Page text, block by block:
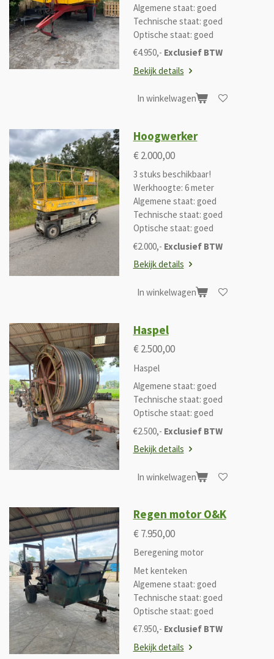
Algemene staat: goed
Technische staat: goed
Optische staat: goed
€4.950,- Exclusief BTW
Bekijk details
In winkelwagen
Hoogwerker
€ 2.000,00
3 stuks beschikbaar!
Werkhoogte: 6 meter
Algemene staat: goed
Technische staat: goed
Optische staat: goed
€2.000,- Exclusief BTW
Bekijk details
In winkelwagen
Haspel
€ 2.500,00
Haspel
Algemene staat: goed
Technische staat: goed
Optische staat: goed
€2.500,- Exclusief BTW
Bekijk details
In winkelwagen
Regen motor O&K
€ 7.950,00
Beregening motor
Met kenteken
Algemene staat: goed
Technische staat: goed
Optische staat: goed
€7.950,- Exclusief BTW
Bekijk details